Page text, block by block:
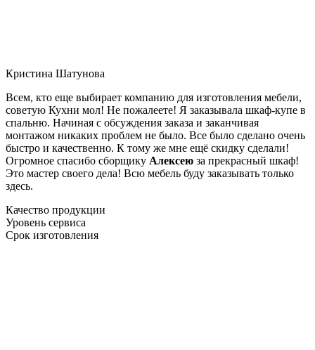
Кристина Шатунова
Всем, кто еще выбирает компанию для изготовления мебели,
советую Кухни мол! Не пожалеете! Я заказывала шкаф-купе в
спальню. Начиная с обсуждения заказа и заканчивая
монтажом никаких проблем не было. Все было сделано очень
быстро и качественно. К тому же мне ещё скидку сделали!
Огромное спасибо сборщику Алексею за прекрасный шкаф!
Это мастер своего дела! Всю мебель буду заказывать только
здесь.
Качество продукции
Уровень сервиса
Срок изготовления